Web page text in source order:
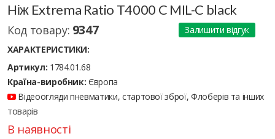
Ніж Extrema Ratio T4000 C MIL-C black
Код товару: 9347
Залишити відгук
ХАРАКТЕРИСТИКИ:
Артикул: 1784.01.68
Країна-виробник: Європа
Відеоогляди пневматики, стартової зброї, Флоберів та інших
товарів
В наявності